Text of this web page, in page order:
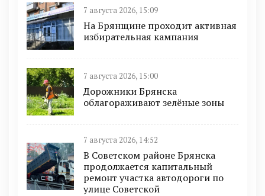
7 августа 2026, 15:09
На Брянщине проходит активная
избирательная кампания
7 августа 2026, 15:00
Дорожники Брянска
облагораживают зелёные зоны
7 августа 2026, 14:52
В Советском районе Брянска
продолжается капитальный
ремонт участка автодороги по
улице Советской